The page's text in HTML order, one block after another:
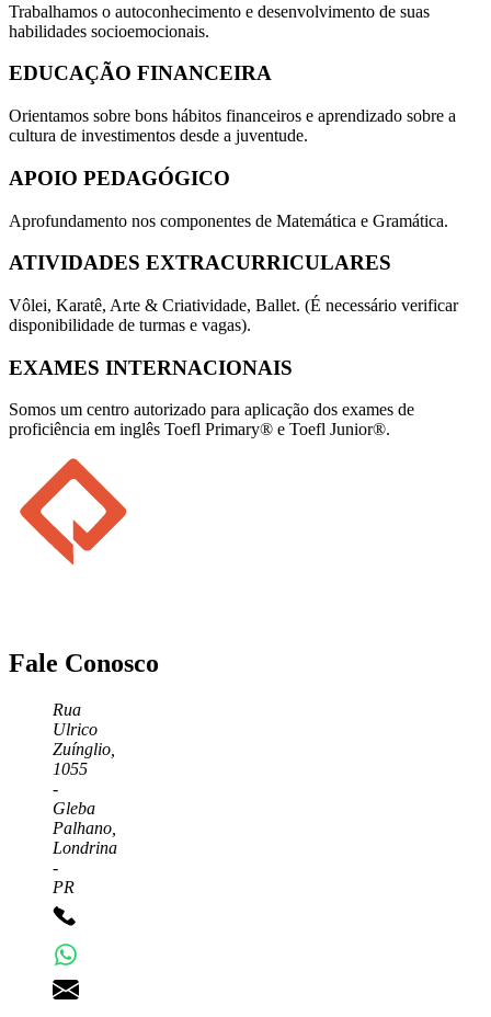
Trabalhamos o autoconhecimento e desenvolvimento de suas
habilidades socioemocionais.
EDUCAÇÃO FINANCEIRA
Orientamos sobre bons hábitos financeiros e aprendizado sobre a
cultura de investimentos desde a juventude.
APOIO PEDAGÓGICO
Aprofundamento nos componentes de Matemática e Gramática.
ATIVIDADES EXTRACURRICULARES
Vôlei, Karatê, Arte & Criatividade, Ballet. (É necessário verificar
disponibilidade de turmas e vagas).
EXAMES INTERNACIONAIS
Somos um centro autorizado para aplicação dos exames de
proficiência em inglês Toefl Primary® e Toefl Junior®.
Fale Conosco
Rua
Ulrico
Zuínglio,
1055
-
Gleba
Palhano,
Londrina
-
PR